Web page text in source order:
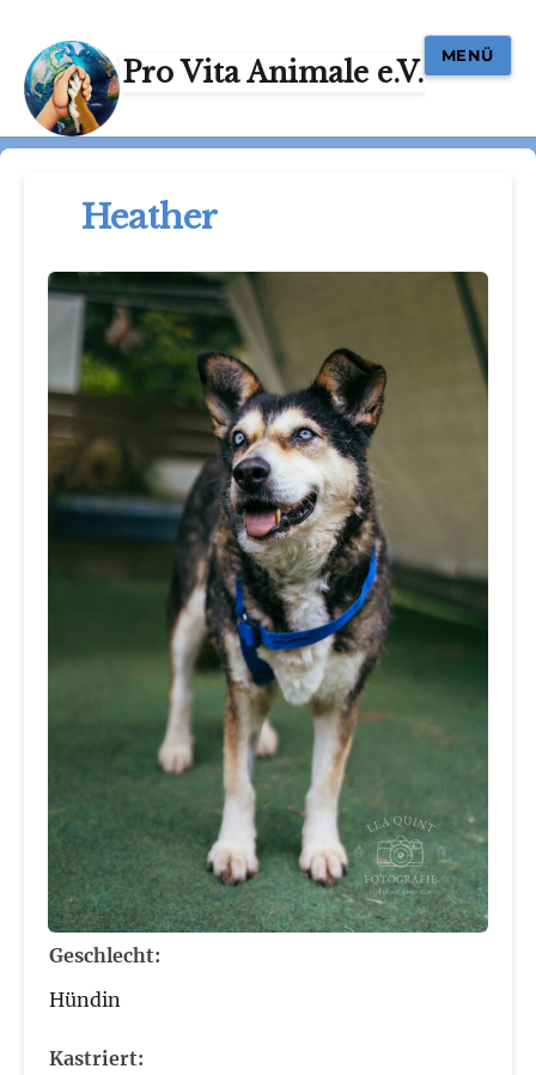
Pro Vita Animale e.V.
MENÜ
Heather
Geschlecht:
Hündin
Kastriert: